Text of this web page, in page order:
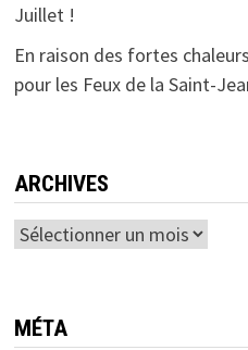
Juillet !
En raison des fortes
pour les Feux de la Saint-
ARCHIVES
Archives
MÉTA